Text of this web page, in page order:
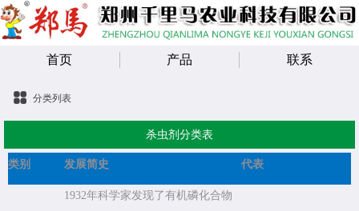
首页 产品 联系
分类列表
杀虫剂分类表
类别 发展简史 代表
1932年科学家发现了有机磷化合物